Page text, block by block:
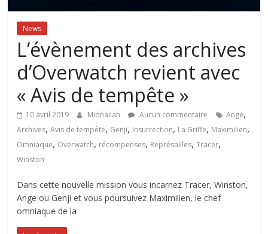
News
L’évènement des archives
d’Overwatch revient avec
« Avis de tempête »
10 avril 2019 Midnailah Aucun commentaire Ange,
Archives,Avis de tempête, Genji, Insurrection, La Griffe, Maximilien,
Omniaque, Overwatch, récompenses, Représailles,Tracer,
Winston
Dans cette nouvelle mission vous incarnez Tracer, Winston,
Ange ou Genji et vous poursuivez Maximilien, le chef
omniaque de la